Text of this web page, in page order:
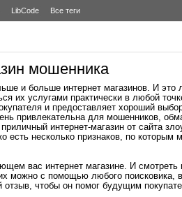
LibCode Все теги
мошенника
и больше интернет магазинов. И это
их услугами практически в любой
и предоставляет хороший
привлекательна для мошенников,
интернет-магазин от сайта
несколько признаков, по которым
вас интернет магазине. И смотреть
можно с помощью любого поисковика,
отзыв, чтобы он помог будущим